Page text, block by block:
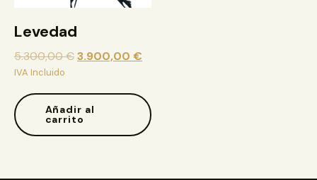
Levedad
5.300,00€3.900,00 €
IVA Incluido
Añadir al
carrito